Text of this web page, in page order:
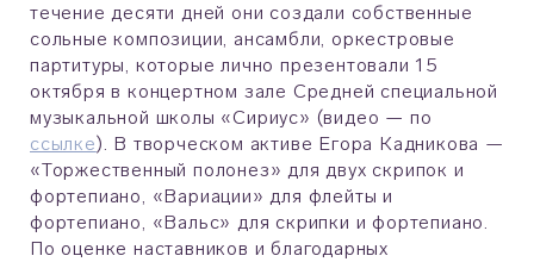
течение десяти дней они создали собственные
сольные композиции, ансамбли, оркестровые
партитуры, которые лично презентовали 15
октября в концертном зале Средней специальной
музыкальной школы «Сириус» (видео — по
ссылке). В творческом активе Егора Кадникова —
«Торжественный полонез» для двух скрипок и
фортепиано, «Вариации» для флейты и
фортепиано, «Вальс» для скрипки и фортепиано.
По оценке наставников и благодарных